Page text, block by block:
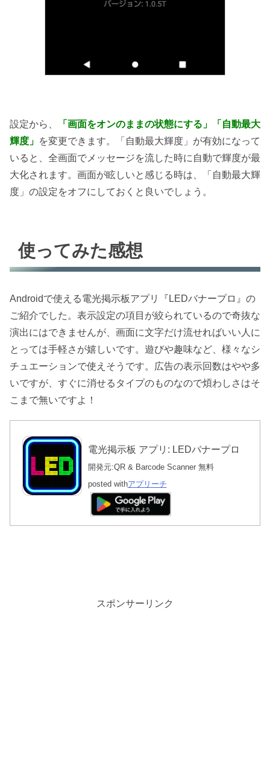
設定から、
「画面をオンのままの状態にする」「自動最大
輝度」 を変更できます。「自動最大輝度」が有効になって
いると、全画面でメッセージを流した時に自動で輝度が最
大化されます。画面が眩しいと感じる時は、「自動最大輝
度」の設定をオフにしておくと良いでしょう。
使ってみた感想
Androidで使える電光掲示板アプリ『LEDバナープロ』の
ご紹介でした。表示設定の項目が絞られているので奇抜な
演出にはできませんが、画面に文字だけ流せればいい人に
とっては手軽さが嬉しいです。遊びや趣味など、様々なシ
チュエーションで使えそうです。広告の表示回数はやや多
いですが、すぐに消せるタイプのものなので煩わしさはそ
こまで無いですよ！
電光掲示板 アプリ: LEDバナープロ
開発元:QR & Barcode Scanner 無料
posted withアプリーチ
スポンサーリンク